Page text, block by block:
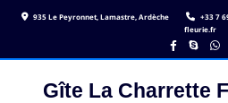
935 Le Peyronnet, Lamastre, Ardèche +33 7
fleurie.fr
Gîte La Charrette